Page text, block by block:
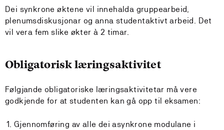
Dei synkrone øktene vil innehalda gruppearbeid,
plenumsdiskusjonar og anna studentaktivt arbeid. Det
vil vera fem slike økter à 2 timar.
Obligatorisk læringsaktivitet
Følgjande obligatoriske læringsaktivitetar må vere
godkjende for at studenten kan gå opp til eksamen:
Gjennomføring av alle dei asynkrone modulane i